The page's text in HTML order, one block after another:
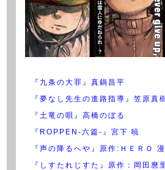
『九条の大罪』真鍋昌平
『夢なし先生の進路指導』笠原真
『土竜の唄』高橋のぼる
『ROPPEN-六篇-』宮下 暁
『声の降るへや』原作:ＨＥＲＯ
『しすたれじすた』原作：岡田